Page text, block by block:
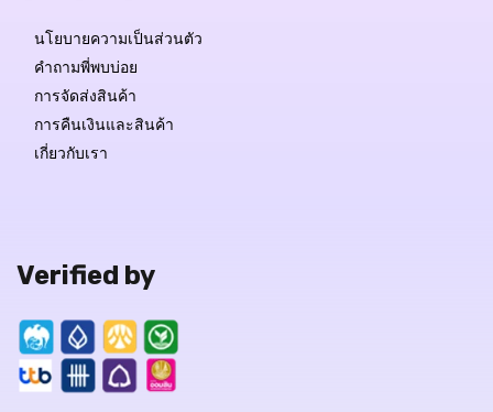
นโยบายความเป็นส่วนตัว
คำถามพี่พบบ่อย
การจัดส่งสินค้า
การคืนเงินและสินค้า
เกี่ยวกับเรา
Verified by